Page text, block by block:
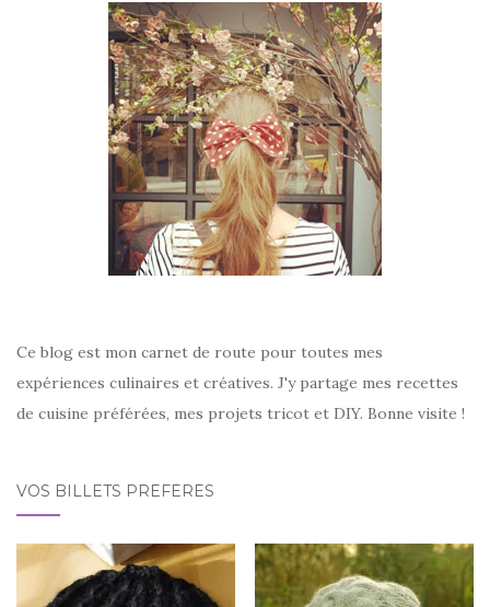
Ce blog est mon carnet de route pour toutes mes
expériences culinaires et créatives. J'y partage mes recettes
de cuisine préférées, mes projets tricot et DIY. Bonne visite !
VOS BILLETS PRÉFÉRÉS